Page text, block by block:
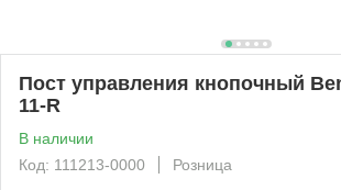
Пост управления кнопочный
11-R
В наличии
Код: 111213-0000
Розница